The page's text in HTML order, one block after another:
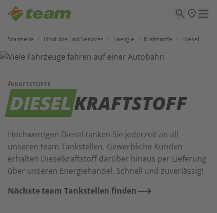
Startseite / Produkte und Services / Energie / Kraftstoffe / Diesel
KRAFTSTOFFE
DIESELKRAFTSTOFF
Hochwertigen Diesel tanken Sie jederzeit an all
unseren team Tankstellen. Gewerbliche Kunden
erhalten Dieselkraftstoff darüber hinaus per Lieferung
über unseren Energiehandel. Schnell und zuverlässig!
Nächste team Tankstellen finden